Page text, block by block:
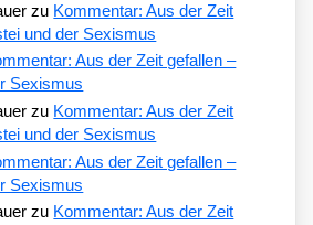
zu Kommentar: Aus der Zeit
und der Sexismus
Aus der Zeit gefallen –
Sexismus
zu Kommentar: Aus der Zeit
und der Sexismus
Aus der Zeit gefallen –
Sexismus
zu Kommentar: Aus der Zeit